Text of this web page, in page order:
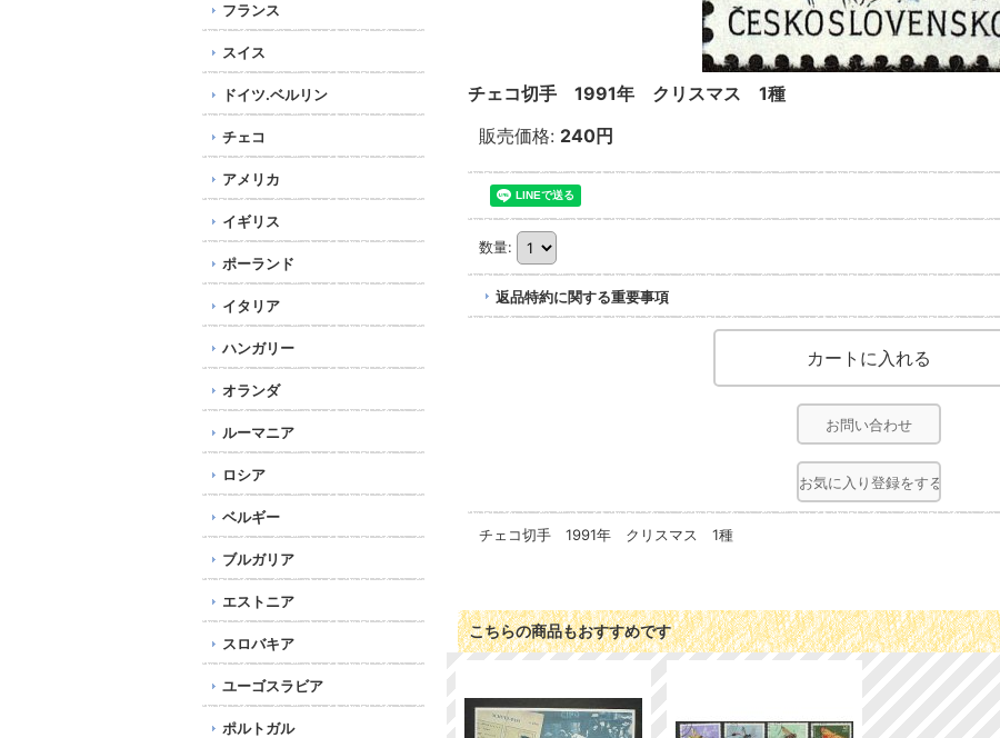
フランス
スイス
ドイツ.ベルリン
チェコ
アメリカ
イギリス
ポーランド
イタリア
ハンガリー
オランダ
ルーマニア
ロシア
ベルギー
ブルガリア
エストニア
スロバキア
ユーゴスラビア
ポルトガル
チェコ切手 1991年 クリスマス 1種
販売価格: 240円
数量:
返品特約に関する重要事項
お問い合わせ
お気に入り登録をする
チェコ切手 1991年 クリスマス 1種
こちらの商品もおすすめです